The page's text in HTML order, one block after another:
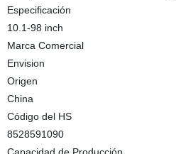
Especificación
10.1-98 inch
Marca Comercial
Envision
Origen
China
Código del HS
8528591090